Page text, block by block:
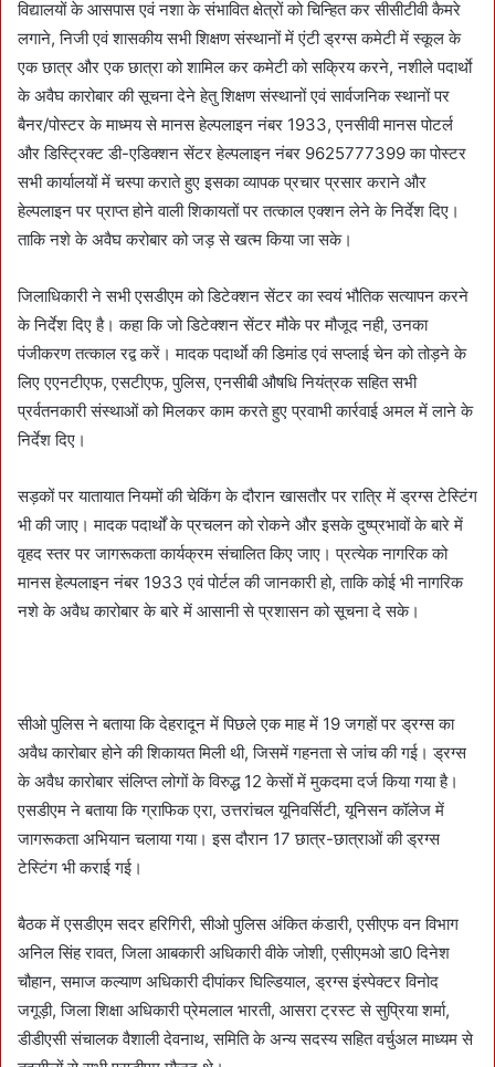
विद्यालयों के आसपास एवं नशा के संभावित क्षेत्रों को चिन्हित कर सीसीटीवी कैमरे
लगाने, निजी एवं शासकीय सभी शिक्षण संस्थानों में एंटी ड्रग्स कमेटी में स्कूल के
एक छात्र और एक छात्रा को शामिल कर कमेटी को सक्रिय करने, नशीले पदार्थाे
के अवैघ कारोबार की सूचना देने हेतु शिक्षण संस्थानों एवं सार्वजनिक स्थानों पर
बैनर/पोस्टर के माध्मय से मानस हेल्पलाइन नंबर 1933, एनसीवी मानस पोटर्ल
और डिस्ट्रिक्ट डी-एडिक्शन सेंटर हेल्पलाइन नंबर 9625777399 का पोस्टर
सभी कार्यालयों में चस्पा कराते हुए इसका व्यापक प्रचार प्रसार कराने और
हेल्पलाइन पर प्राप्त होने वाली शिकायतों पर तत्काल एक्शन लेने के निर्देश दिए।
ताकि नशे के अवैघ करोबार को जड़ से खत्म किया जा सके।
जिलाधिकारी ने सभी एसडीएम को डिटेक्शन सेंटर का स्वयं भौतिक सत्यापन करने
के निर्देश दिए है। कहा कि जो डिटेक्शन सेंटर मौके पर मौजूद नही, उनका
पंजीकरण तत्काल रद्व करें। मादक पदार्थाे की डिमांड एवं सप्लाई चेन को तोड़ने के
लिए एएनटीएफ, एसटीएफ, पुलिस, एनसीबी औषधि नियंत्रक सहित सभी
प्रर्वतनकारी संस्थाओं को मिलकर काम करते हुए प्रवाभी कार्रवाई अमल में लाने के
निर्देश दिए।
सड़कों पर यातायात नियमों की चेकिंग के दौरान खासतौर पर रात्रि में ड्रग्स टेस्टिंग
भी की जाए। मादक पदार्थों के प्रचलन को रोकने और इसके दुष्प्रभावों के बारे में
वृहद स्तर पर जागरूकता कार्यक्रम संचालित किए जाए। प्रत्येक नागरिक को
मानस हेल्पलाइन नंबर 1933 एवं पोर्टल की जानकारी हो, ताकि कोई भी नागरिक
नशे के अवैध कारोबार के बारे में आसानी से प्रशासन को सूचना दे सके।
सीओ पुलिस ने बताया कि देहरादून में पिछले एक माह में 19 जगहों पर ड्रग्स का
अवैध कारोबार होने की शिकायत मिली थी, जिसमें गहनता से जांच की गई। ड्रग्स
के अवैध कारोबार संलिप्त लोगों के विरुद्ध 12 केसों में मुकदमा दर्ज किया गया है।
एसडीएम ने बताया कि ग्राफिक एरा, उत्तरांचल यूनिवर्सिटी, यूनिसन कॉलेज में
जागरूकता अभियान चलाया गया। इस दौरान 17 छात्र-छात्राओं की ड्रग्स
टेस्टिंग भी कराई गई।
बैठक में एसडीएम सदर हरिगिरी, सीओ पुलिस अंकित कंडारी, एसीएफ वन विभाग
अनिल सिंह रावत, जिला आबकारी अधिकारी वीके जोशी, एसीएमओ डा0 दिनेश
चौहान, समाज कल्याण अधिकारी दीपांकर घिल्डियाल, ड्रग्स इंस्पेक्टर विनोद
जगूड़ी, जिला शिक्षा अधिकारी प्रेमलाल भारती, आसरा ट्रस्ट से सुप्रिया शर्मा,
डीडीएसी संचालक वैशाली देवनाथ, समिति के अन्य सदस्य सहित वर्चुअल माध्यम से